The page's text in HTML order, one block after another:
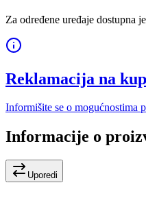
Za određene uređaje dostupna
Reklamacija na
Informišite se o mogućnostima
Informacije o
Uporedi